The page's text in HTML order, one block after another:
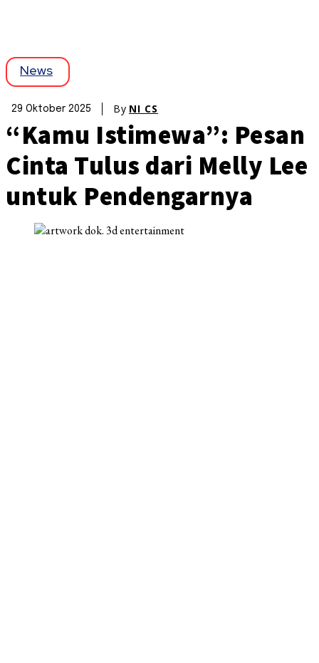
News
29 Oktober 2025 By NI CS
“Kamu Istimewa”: Pesan
Cinta Tulus dari Melly Lee
untuk Pendengarnya